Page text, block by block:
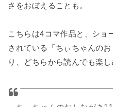
さをおぼえることも。
こちらは4コマ作品と、ショ
されている「ちぃちゃんの
り、どちらから読んでも楽